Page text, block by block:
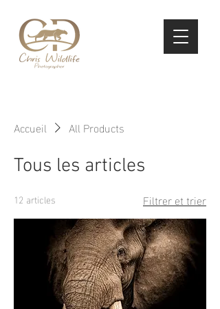
Accueil All Products
Tous les articles
12 articles Filtrer et trier